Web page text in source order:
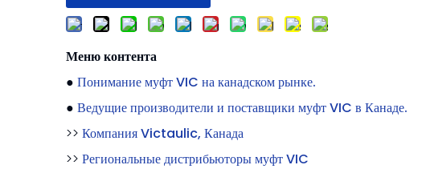
Меню контента
● Понимание муфт VIC на канадском рынке.
● Ведущие производители и поставщики муфт VIC в Канаде.
>> Компания Victaulic, Канада
>> Региональные дистрибьюторы муфт VIC